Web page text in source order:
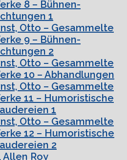
8 – Bühnen-
1
Otto – Gesammelte
9 – Bühnen-
2
Otto – Gesammelte
10 – Abhandlungen
Otto – Gesammelte
11 – Humoristische
1
Otto – Gesammelte
12 – Humoristische
2
Allen Roy